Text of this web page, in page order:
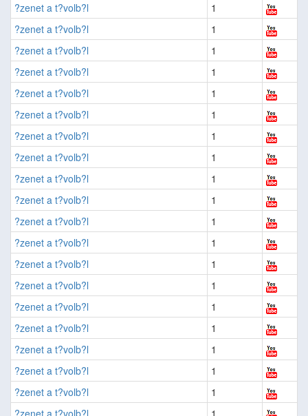
?zenet a t?volb?l
1
?zenet a t?volb?l
1
?zenet a t?volb?l
1
?zenet a t?volb?l
1
?zenet a t?volb?l
1
?zenet a t?volb?l
1
?zenet a t?volb?l
1
?zenet a t?volb?l
1
?zenet a t?volb?l
1
?zenet a t?volb?l
1
?zenet a t?volb?l
1
?zenet a t?volb?l
1
?zenet a t?volb?l
1
?zenet a t?volb?l
1
?zenet a t?volb?l
1
?zenet a t?volb?l
1
?zenet a t?volb?l
1
?zenet a t?volb?l
1
?zenet a t?volb?l
1